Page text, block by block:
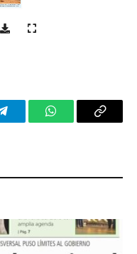
TelegramWhatsAppCopy